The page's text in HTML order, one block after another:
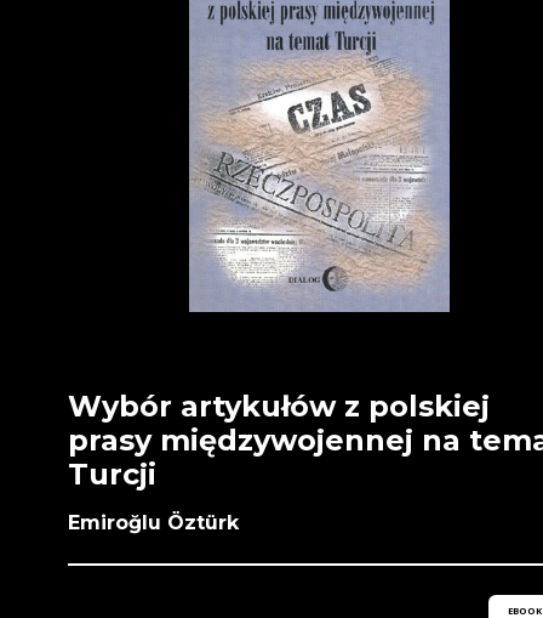
Wybór artykułów z polskiej
prasy międzywojennej na
Turcji
Emiroğlu Öztürk
EBOOK